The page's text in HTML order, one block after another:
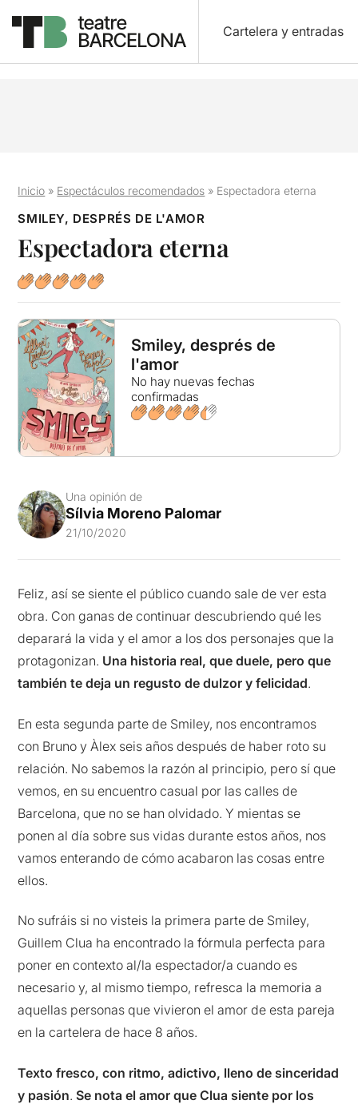
Cartelera y entradas
Inicio » Espectáculos recomendados » Espectadora eterna
SMILEY, DESPRÉS DE L'AMOR
Espectadora eterna
Smiley, després de
l'amor
No hay nuevas fechas
confirmadas
Una opinión de
Sílvia Moreno Palomar
21/10/2020
Feliz, así se siente el público cuando sale de ver esta
obra. Con ganas de continuar descubriendo qué les
deparará la vida y el amor a los dos personajes que la
protagonizan. Una historia real, que duele, pero que
también te deja un regusto de dulzor y felicidad.
En esta segunda parte de Smiley, nos encontramos
con Bruno y Àlex seis años después de haber roto su
relación. No sabemos la razón al principio, pero sí que
vemos, en su encuentro casual por las calles de
Barcelona, que no se han olvidado. Y mientas se
ponen al día sobre sus vidas durante estos años, nos
vamos enterando de cómo acabaron las cosas entre
ellos.
No sufráis si no visteis la primera parte de Smiley,
Guillem Clua ha encontrado la fórmula perfecta para
poner en contexto al/la espectador/a cuando es
necesario y, al mismo tiempo, refresca la memoria a
aquellas personas que vivieron el amor de esta pareja
en la cartelera de hace 8 años.
Texto fresco, con ritmo, adictivo, lleno de sinceridad
y pasión.Se nota el amor que Clua siente por los